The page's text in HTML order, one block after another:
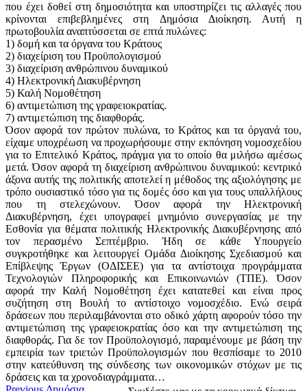
που έχει δοθεί στη δημοσιότητα και υποστηρίζει τις αλλαγές που
κρίνονται επιβεβλημένες στη Δημόσια Διοίκηση. Αυτή η
πρωτοβουλία αναπτύσσεται σε επτά πυλώνες:
1) δομή και τα όργανα του Κράτους
2) διαχείριση του Προϋπολογισμού
3) διαχείριση ανθρώπινου δυναμικού
4) Ηλεκτρονική Διακυβέρνηση
5) Καλή Νομοθέτηση
6) αντιμετώπιση της γραφειοκρατίας.
7) αντιμετώπιση της διαφθοράς.
Όσον αφορά τον πρώτον πυλώνα, το Κράτος και τα όργανά του,
είχαμε υποχρέωση να προχωρήσουμε στην εκπόνηση νομοσχεδίου
για το Επιτελικό Κράτος, πράγμα για το οποίο θα μιλήσω αμέσως
μετά. Όσον αφορά τη διαχείριση ανθρώπινου δυναμικού: κεντρικό
άξονα αυτής της πολιτικής αποτελεί η μέθοδος της αξιολόγησης με
τρόπο ουσιαστικό τόσο για τις δομές όσο και για τους υπαλλήλους
που τη στελεχώνουν. Όσον αφορά την Ηλεκτρονική
Διακυβέρνηση, έχει υπογραφεί μνημόνιο συνεργασίας με την
Εσθονία για θέματα πολιτικής Ηλεκτρονικής Διακυβέρνησης από
τον περασμένο Σεπτέμβριο. Ήδη σε κάθε Υπουργείο
συγκροτήθηκε και λειτουργεί Ομάδα Διοίκησης Σχεδιασμού και
Επίβλεψης Έργων (ΟΔΙΣΕΕ) για τα αντίστοιχα προγράμματα
Τεχνολογιών Πληροφορικής και Επικοινωνιών (ΤΠΕ). Όσον
αφορά την Καλή Νομοθέτηση έχει κατατεθεί και είναι προς
συζήτηση στη Βουλή το αντίστοιχο νομοσχέδιο. Ενώ σειρά
δράσεων που περιλαμβάνονται στο οδικό χάρτη αφορούν τόσο την
αντιμετώπιση της γραφειοκρατίας όσο και την αντιμετώπιση της
διαφθοράς. Για δε τον Προϋπολογισμό, παραμένουμε με βάση την
εμπειρία των τριετών Προϋπολογισμών που θεσπίσαμε το 2010
στην κατεύθυνση της σύνδεσης των οικονομικών στόχων με τις
δράσεις και τα χρονοδιαγράμματα…
Previous